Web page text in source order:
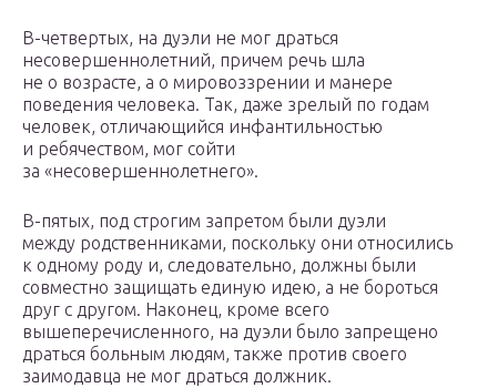
В-четвертых, на дуэли не мог драться
несовершеннолетний, причем речь шла
не о возрасте, а о мировоззрении и манере
поведения человека. Так, даже зрелый по годам
человек, отличающийся инфантильностью
и ребячеством, мог сойти
за «несовершеннолетнего».
В-пятых, под строгим запретом были дуэли
между родственниками, поскольку они относились
к одному роду и, следовательно, должны были
совместно защищать единую идею, а не бороться
друг с другом. Наконец, кроме всего
вышеперечисленного, на дуэли было запрещено
драться больным людям, также против своего
заимодавца не мог драться должник.